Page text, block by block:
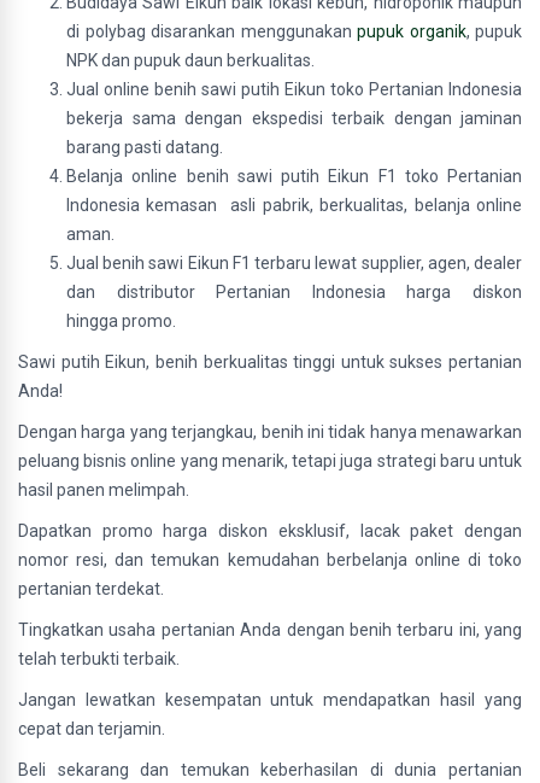
di polybag disarankan menggunakan pupuk organik, pupuk
NPK dan pupuk daun berkualitas.
Jual online benih sawi putih Eikun toko Pertanian Indonesia
bekerja sama dengan ekspedisi terbaik dengan jaminan
barang pasti datang.
Belanja online benih sawi putih Eikun F1 toko Pertanian
Indonesia kemasan asli pabrik, berkualitas, belanja online
aman.
Jual benih sawi Eikun F1 terbaru lewat supplier, agen, dealer
dan distributor Pertanian Indonesia harga diskon
hingga promo.
Sawi putih Eikun, benih berkualitas tinggi untuk sukses pertanian
Anda!
Dengan harga yang terjangkau, benih ini tidak hanya menawarkan
peluang bisnis online yang menarik, tetapi juga strategi baru untuk
hasil panen melimpah.
Dapatkan promo harga diskon eksklusif, lacak paket dengan
nomor resi, dan temukan kemudahan berbelanja online di toko
pertanian terdekat.
Tingkatkan usaha pertanian Anda dengan benih terbaru ini, yang
telah terbukti terbaik.
Jangan lewatkan kesempatan untuk mendapatkan hasil yang
cepat dan terjamin.
Beli sekarang dan temukan keberhasilan di dunia pertanian